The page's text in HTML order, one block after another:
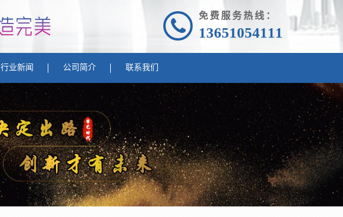
免费服务热线：
13651054111
行业新闻 公司简介 联系我们